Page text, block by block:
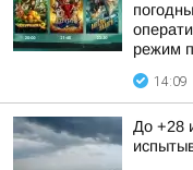
режим
14:09
До +28